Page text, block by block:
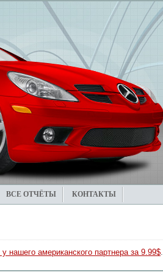
ВСЕ ОТЧЁТЫ КОНТАКТЫ
нашего американского партнера за 9.99$.